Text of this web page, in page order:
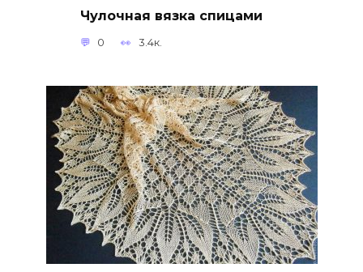
Чулочная вязка спицами
0 3.4к.